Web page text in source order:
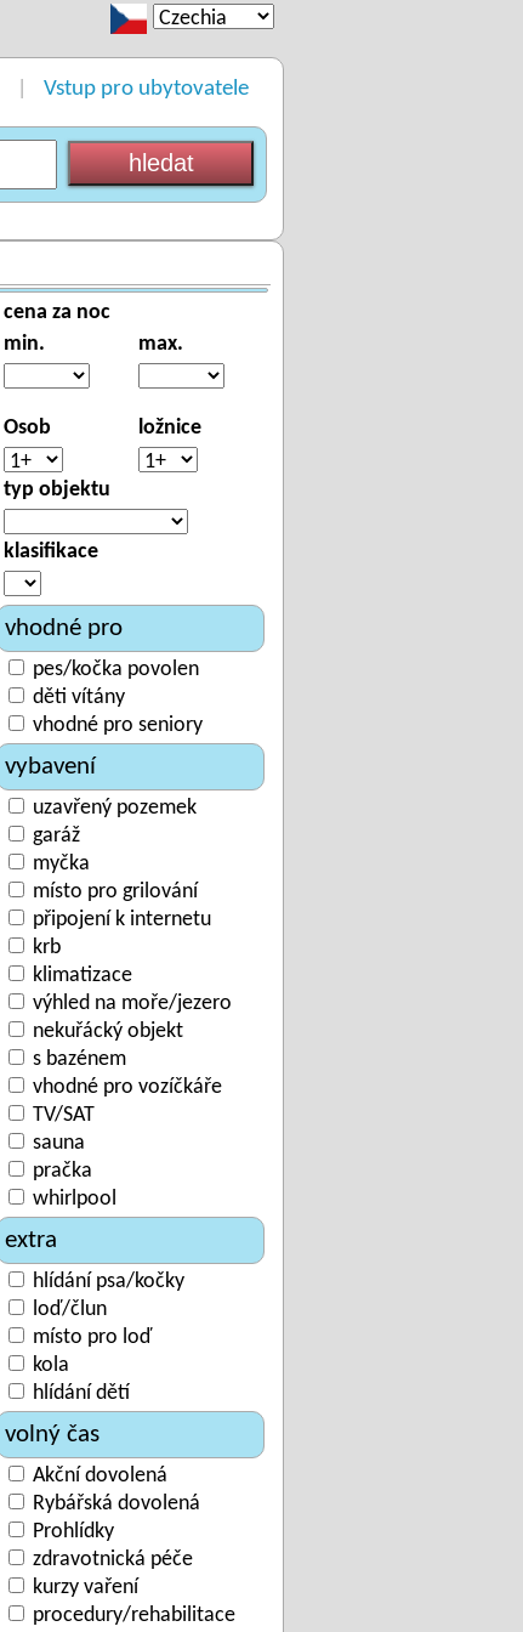
Vstup pro ubytovatele
cena za noc
min.
max.
Osob ložnice
typ objektu
klasifikace
vhodné pro
pes/kočka povolen
děti vítány
vhodné pro seniory
vybavení
uzavřený pozemek
garáž
myčka
místo pro grilování
připojení k internetu
krb
klimatizace
výhled na moře/jezero
nekuřácký objekt
s bazénem
vhodné pro vozíčkáře
TV/SAT
sauna
pračka
whirlpool
extra
hlídání psa/kočky
loď/člun
místo pro loď
kola
hlídání dětí
volný čas
Akční dovolená
Rybářská dovolená
Prohlídky
zdravotnická péče
kurzy vaření
procedury/rehabilitace